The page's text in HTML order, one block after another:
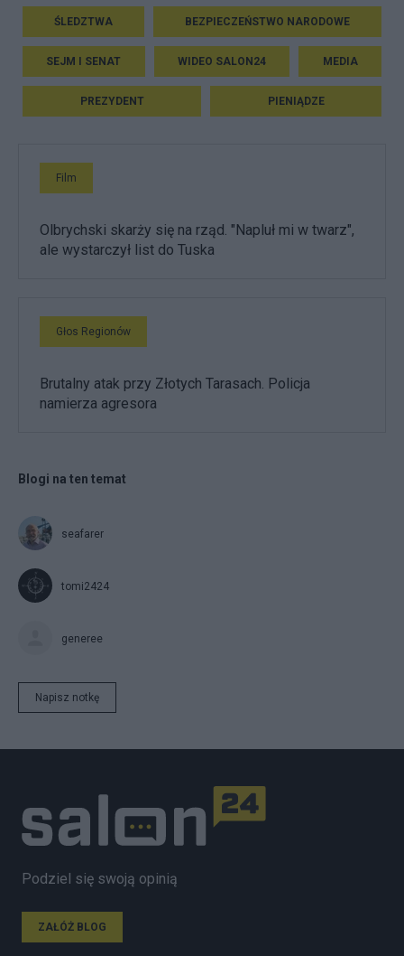
ŚLEDZTWA BEZPIECZEŃSTWO NARODOWE
SEJM I SENAT WIDEO SALON24 MEDIA
PREZYDENT PIENIĄDZE
Film
Olbrychski skarży się na rząd. "Napluł mi w twarz",
ale wystarczył list do Tuska
Głos Regionów
Brutalny atak przy Złotych Tarasach. Policja
namierza agresora
Blogi na ten temat
seafarer
tomi2424
generee
Napisz notkę
Podziel się swoją opinią
ZAŁÓŻ BLOG